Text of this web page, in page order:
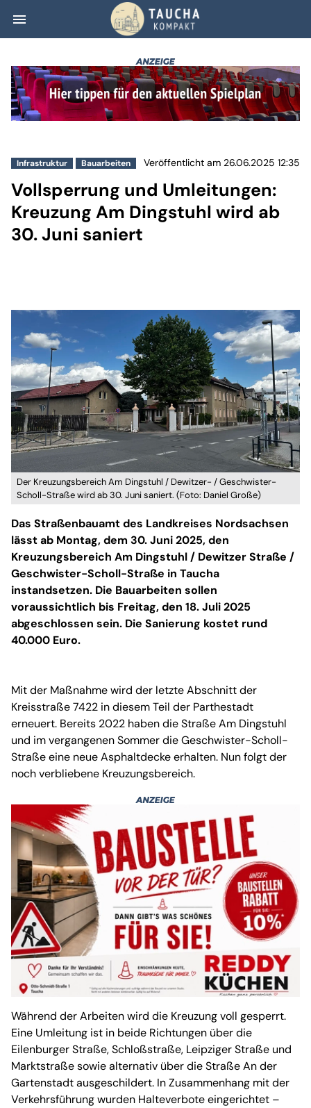
menu Vollsperrung
Infrastruktur Bauarbeiten Veröffentlicht am 26.06.2025 12:35
Vollsperrung und Umleitungen:
Kreuzung Am Dingstuhl wird ab
30. Juni saniert
Der Kreuzungsbereich Am Dingstuhl / Dewitzer- / Geschwister-
Scholl-Straße wird ab 30. Juni saniert. (Foto: Daniel Große)
Das Straßenbauamt des Landkreises Nordsachsen
lässt ab Montag, dem 30. Juni 2025, den
Kreuzungsbereich Am Dingstuhl / Dewitzer Straße /
Geschwister-Scholl-Straße in Taucha
instandsetzen. Die Bauarbeiten sollen
voraussichtlich bis Freitag, den 18. Juli 2025
abgeschlossen sein. Die Sanierung kostet rund
40.000 Euro.
Mit der Maßnahme wird der letzte Abschnitt der
Kreisstraße 7422 in diesem Teil der Parthestadt
erneuert. Bereits 2022 haben die Straße Am Dingstuhl
und im vergangenen Sommer die Geschwister-Scholl-
Straße eine neue Asphaltdecke erhalten. Nun folgt der
noch verbliebene Kreuzungsbereich.
Während der Arbeiten wird die Kreuzung voll gesperrt.
Eine Umleitung ist in beide Richtungen über die
Eilenburger Straße, Schloßstraße, Leipziger Straße und
Marktstraße sowie alternativ über die Straße An der
Gartenstadt ausgeschildert. In Zusammenhang mit der
Verkehrsführung wurden Halteverbote eingerichtet –